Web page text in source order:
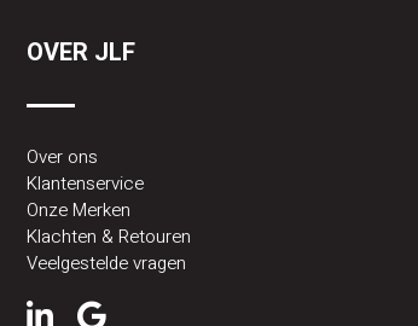
OVER JLF
Over ons
Klantenservice
Onze Merken
Klachten & Retouren
Veelgestelde vragen